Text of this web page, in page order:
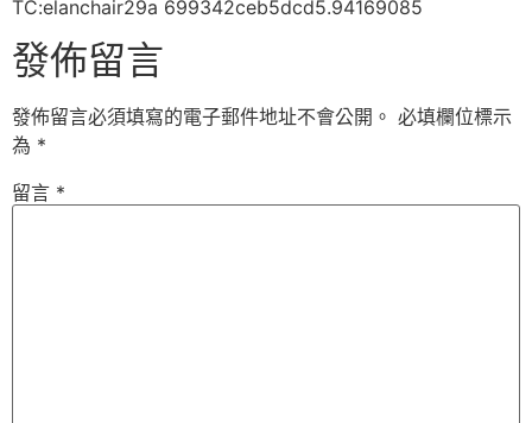
TC:elanchair29a 699342ceb5dcd5.94169085
發佈留言
發佈留言必須填寫的電子郵件地址不會公開。 必填欄位標示
為 *
留言 *